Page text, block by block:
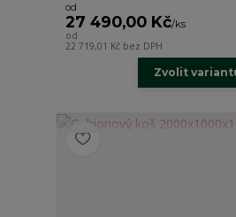
od
27 490,00 Kč/ks
od
22 719,01 Kč bez DPH
Zvolit